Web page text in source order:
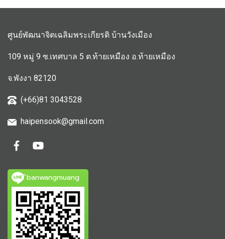
ศูนย์พัฒนาจิตเฉลิมพระเกียรติ บ้านวังเมือง
109 หมู่ 9 ซ.เทศบาล 5 ต.ท้ายเหมือง อ.ท้ายเหมือง
จ.พังงา 82120
(+66)81 3043528
haipensook@gmail.com
ิbanwangmuang